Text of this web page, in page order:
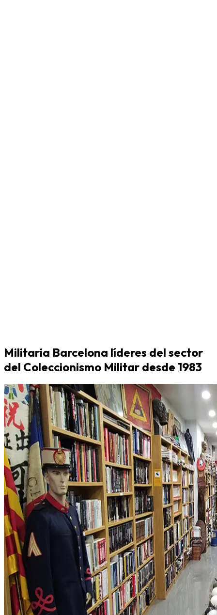
Militaria Barcelona líderes del sector
del Coleccionismo Militar desde 1983